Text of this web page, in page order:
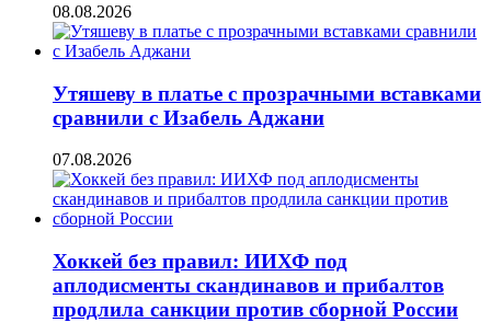
08.08.2026
Утяшеву в платье с прозрачными вставками
сравнили с Изабель Аджани
07.08.2026
Хоккей без правил: ИИХФ под
аплодисменты скандинавов и прибалтов
продлила санкции против сборной России